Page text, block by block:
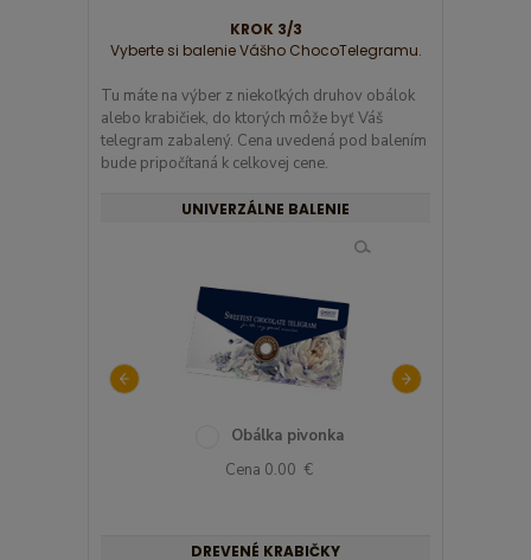
KROK 3/3
Vyberte si balenie Vášho ChocoTelegramu.
Tu máte na výber z niekoľkých druhov obálok
alebo krabičiek, do ktorých môže byť Váš
telegram zabalený. Cena uvedená pod balením
bude pripočítaná k celkovej cene.
UNIVERZÁLNE BALENIE
Obálka pivonka
Cena 0.00 €
DREVENÉ KRABIČKY